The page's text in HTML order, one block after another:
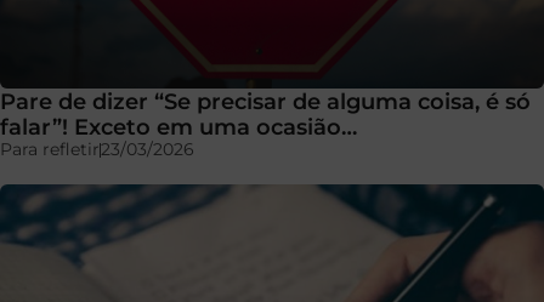
Pare de dizer “Se precisar de alguma coisa, é só
falar”! Exceto em uma ocasião…
Para refletir23/03/2026